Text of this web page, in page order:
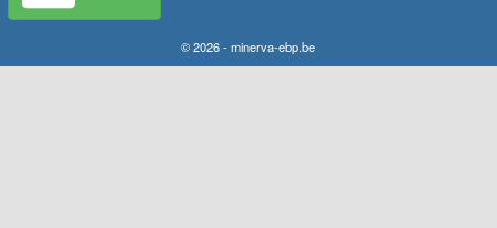
© 2026 - minerva-ebp.be